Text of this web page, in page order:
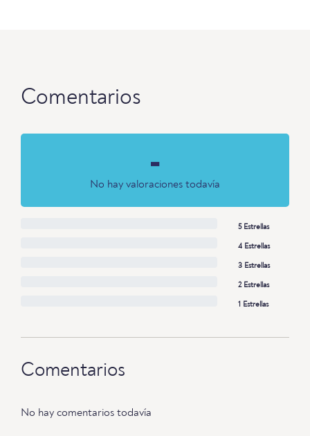
Comentarios
-
No hay valoraciones todavía
5 Estrellas
4 Estrellas
3 Estrellas
2 Estrellas
1 Estrellas
Comentarios
No hay comentarios todavía